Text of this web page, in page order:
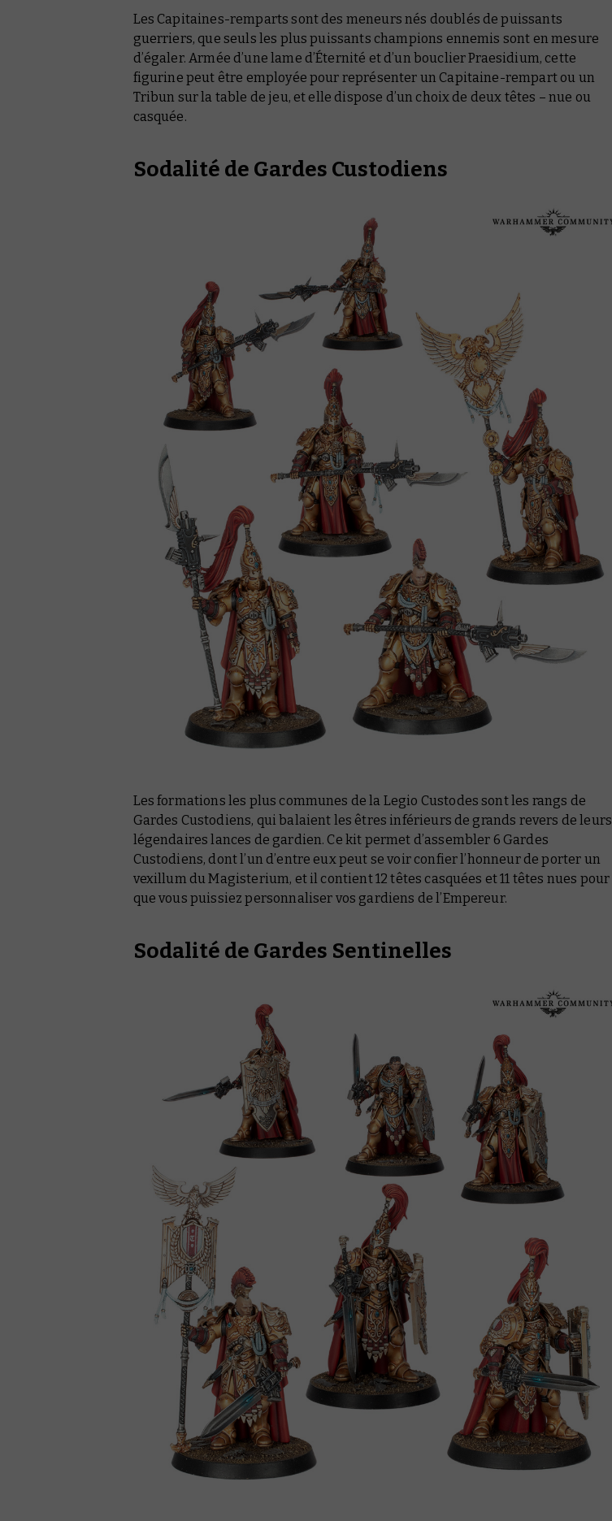
Les Capitaines-remparts sont des meneurs nés doublés de puissants
guerriers, que seuls les plus puissants champions ennemis sont en mesure
d’égaler. Armée d’une lame d’Éternité et d’un bouclier Praesidium, cette
figurine peut être employée pour représenter un Capitaine-rempart ou un
Tribun sur la table de jeu, et elle dispose d’un choix de deux têtes – nue ou
casquée.
Sodalité de Gardes Custodiens
Les formations les plus communes de la Legio Custodes sont les rangs de
Gardes Custodiens, qui balaient les êtres inférieurs de grands revers de leurs
légendaires lances de gardien. Ce kit permet d’assembler 6 Gardes
Custodiens, dont l’un d’entre eux peut se voir confier l’honneur de porter un
vexillum du Magisterium, et il contient 12 têtes casquées et 11 têtes nues pour
que vous puissiez personnaliser vos gardiens de l’Empereur.
Sodalité de Gardes Sentinelles